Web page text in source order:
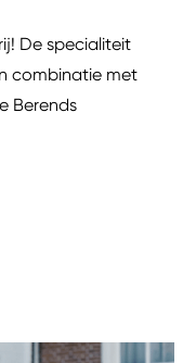
De specialiteit
combinatie met
Berends